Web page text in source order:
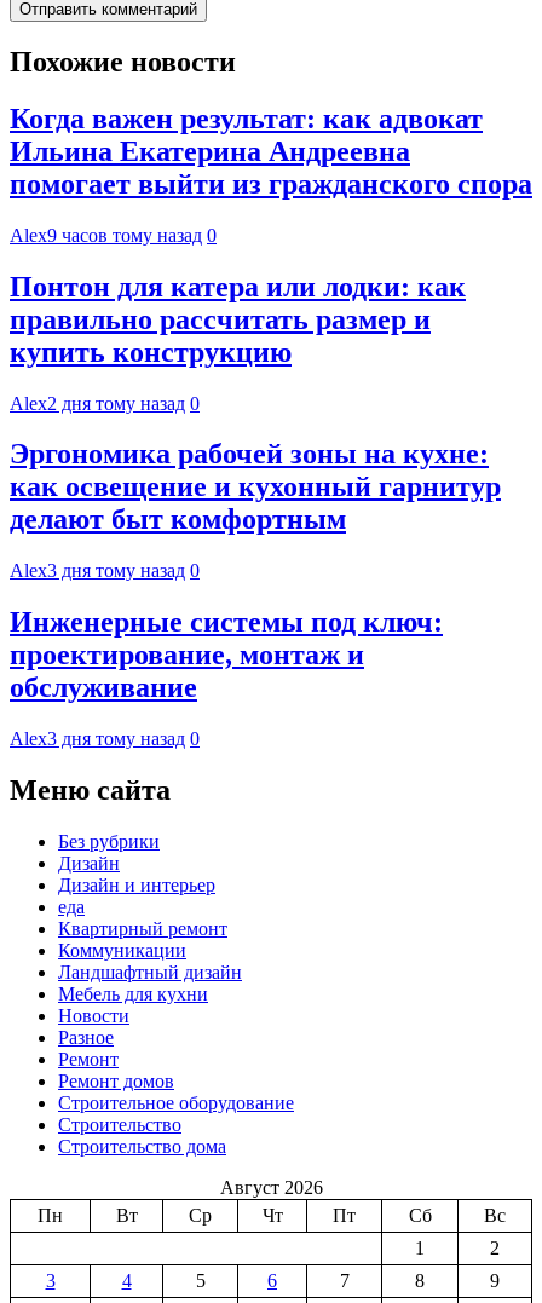
Похожие новости
Когда важен результат: как адвокат
Ильина Екатерина Андреевна
помогает выйти из гражданского спора
Alex9 часов тому назад 0
Понтон для катера или лодки: как
правильно рассчитать размер и
купить конструкцию
Alex2 дня тому назад 0
Эргономика рабочей зоны на кухне:
как освещение и кухонный гарнитур
делают быт комфортным
Alex3 дня тому назад 0
Инженерные системы под ключ:
проектирование, монтаж и
обслуживание
Alex3 дня тому назад 0
Меню сайта
Без рубрики
Дизайн
Дизайн и интерьер
еда
Квартирный ремонт
Коммуникации
Ландшафтный дизайн
Мебель для кухни
Новости
Разное
Ремонт
Ремонт домов
Строительное оборудование
Строительство
Строительство дома
Август 2026
Пн
Вт Ср Чт Пт Сб
Вс
1
2
3
4 5 6 7 8
9